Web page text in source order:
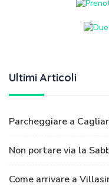
Ultimi Articoli
Parcheggiare a
Non portare via la
Come arrivare a